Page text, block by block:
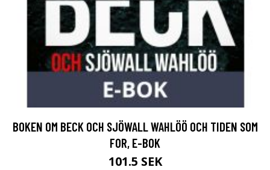
BOKEN OM BECK OCH SJÖWALL WAHLÖÖ OCH TIDEN SOM
FOR, E-BOK
101.5 SEK